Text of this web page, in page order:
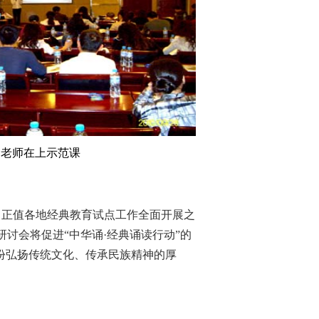
师在上示范课
值各地经典教育试点工作全面开展之
会将促进“中华诵·经典诵读行动”的
弘扬传统文化、传承民族精神的厚